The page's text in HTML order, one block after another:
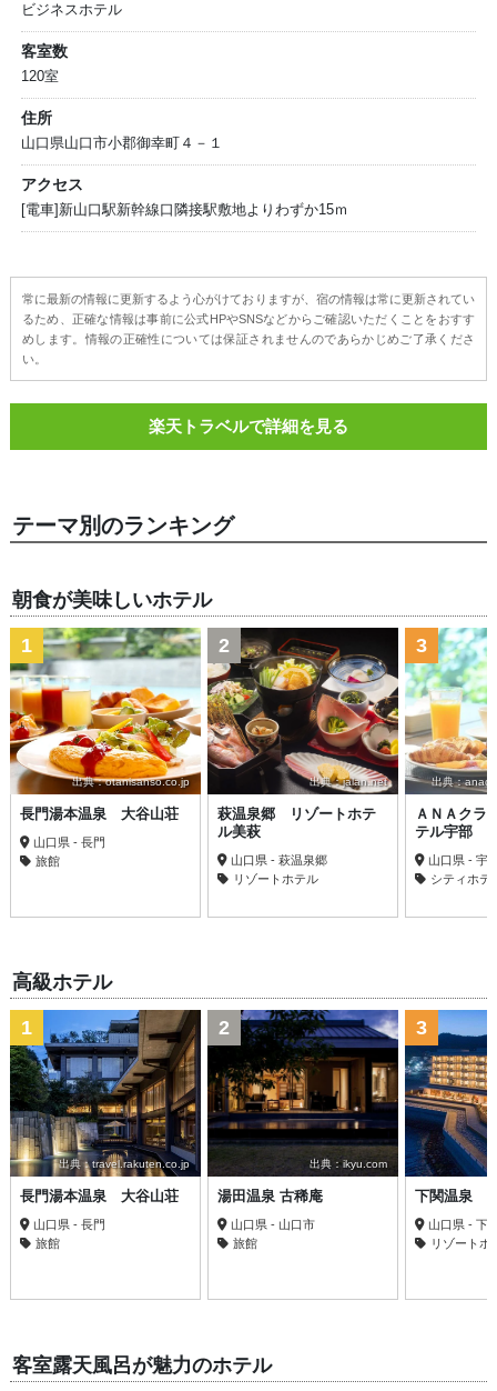
ビジネスホテル
客室数
120室
住所
山口県山口市小郡御幸町４－１
アクセス
[電車]新山口駅新幹線口隣接駅敷地よりわずか15ｍ
常に最新の情報に更新するよう心がけておりますが、宿の情報は常に更新されてい
るため、正確な情報は事前に公式HPやSNSなどからご確認いただくことをおすす
めします。情報の正確性については保証されませんのであらかじめご了承くださ
い。
楽天トラベルで詳細を見る
テーマ別のランキング
朝食が美味しいホテル
出典：otanisanso.co.jp
1
長門湯本温泉 大谷山荘
山口県 - 長門
旅館
出典：jalan.net
2
萩温泉郷 リゾートホテ
ル美萩
山口県 - 萩温泉郷
リゾートホテル
出典：
3
ＡＮＡクラ
テル宇部
山口県 - 宇
シティホテ
高級ホテル
出典：travel.rakuten.co.jp
1
長門湯本温泉 大谷山荘
山口県 - 長門
旅館
出典：ikyu.com
2
湯田温泉 古稀庵
山口県 - 山口市
旅館
3
下関温泉
山口県 - 下
リゾートホ
客室露天風呂が魅力のホテル